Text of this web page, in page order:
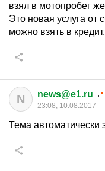
взял в мотопробег
Это новая услуга от
можно взять в
N news@e1.ru
23:08, 10.08.2017
Тема автоматически